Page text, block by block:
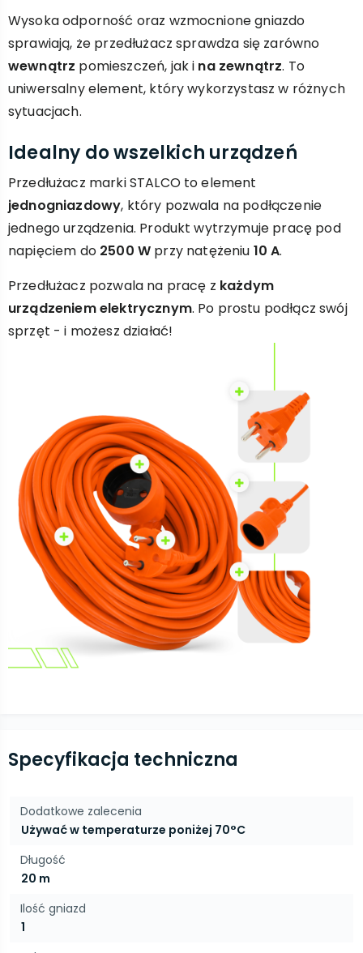
Wysoka odporność oraz wzmocnione gniazdo
sprawiają, że przedłużacz sprawdza się zarówno
wewnątrz pomieszczeń, jak i na zewnątrz. To
uniwersalny element, który wykorzystasz w różnych
sytuacjach.
Idealny do wszelkich urządzeń
Przedłużacz marki STALCO to element
jednogniazdowy, który pozwala na podłączenie
jednego urządzenia. Produkt wytrzymuje pracę pod
napięciem do 2500 W przy natężeniu 10 A.
Przedłużacz pozwala na pracę z każdym
urządzeniem elektrycznym. Po prostu podłącz swój
sprzęt - i możesz działać!
Specyfikacja techniczna
Dodatkowe zalecenia
Używać w temperaturze poniżej 70°C
Długość
20 m
Ilość gniazd
1